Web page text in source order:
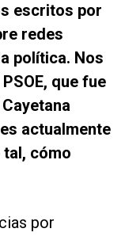
escritos por
redes
política. Nos
que fue
actualmente
tal, cómo
por